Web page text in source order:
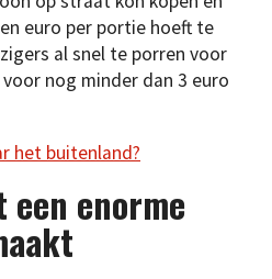
euro per portie hoeft te
al snel te porren voor
nog minder dan 3 euro
het buitenland?
enorme